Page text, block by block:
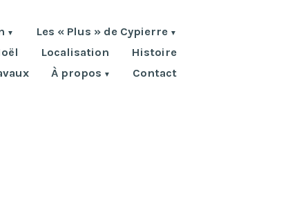
Les « Plus » de Cypierre
Localisation
Histoire
À propos Contact